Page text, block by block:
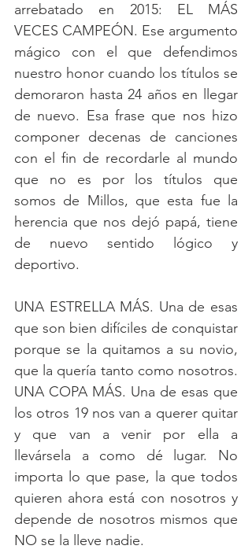
arrebatado en 2015: EL MÁS
VECES CAMPEÓN. Ese argumento
mágico con el que defendimos
nuestro honor cuando los títulos se
demoraron hasta 24 años en llegar
de nuevo. Esa frase que nos hizo
componer decenas de canciones
con el fin de recordarle al mundo
que no es por los títulos que
somos de Millos, que esta fue la
herencia que nos dejó papá, tiene
de nuevo sentido lógico y
deportivo.
UNA ESTRELLA MÁS. Una de esas
que son bien difíciles de conquistar
porque se la quitamos a su novio,
que la quería tanto como nosotros.
UNA COPA MÁS. Una de esas que
los otros 19 nos van a querer quitar
y que van a venir por ella a
llevársela a como dé lugar. No
importa lo que pase, la que todos
quieren ahora está con nosotros y
depende de nosotros mismos que
NO se la lleve nadie.